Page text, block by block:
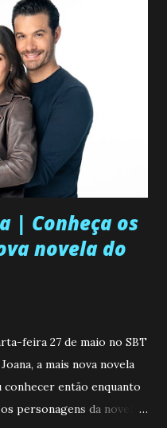
| Conheça os
novela do
feira 27 de maio no SBT
a mais nova novela
então enquanto
personagens da novela?